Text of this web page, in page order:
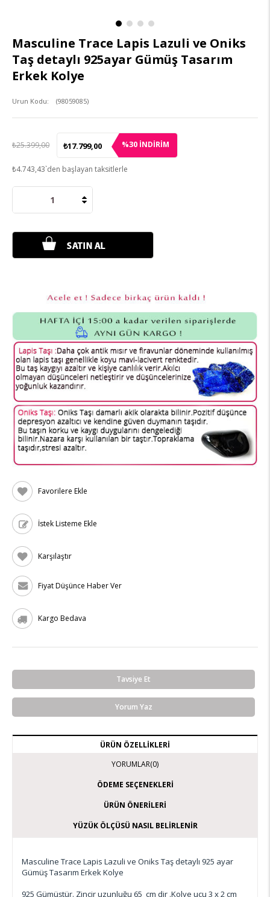
Masculine Trace Lapis Lazuli ve Oniks
Taş detaylı 925ayar Gümüş Tasarım
Erkek Kolye
(98059085)
₺25.399,00 ₺17.799,00 %30İNDIRIM
₺4.743,43`den başlayan taksitlerle
Favorilere Ekle
İstek Listeme Ekle
Karşılaştır
Fiyat Düşünce Haber Ver
Kargo Bedava
Tavsiye Et
Yorum Yaz
ÜRÜN ÖZELLIKLERI
YORUMLAR(0)
ÖDEME SEÇENEKLERI
ÜRÜN ÖNERILERI
YÜZÜK ÖLÇÜSÜ NASIL BELIRLENIR
Masculine Trace Lapis Lazuli ve Oniks Taş detaylı 925 ayar
Gümüş Tasarım Erkek Kolye
925 Gümüştür. Zincir uzunluğu 65 cm dir .Kolye ucu 3 x 2 cm